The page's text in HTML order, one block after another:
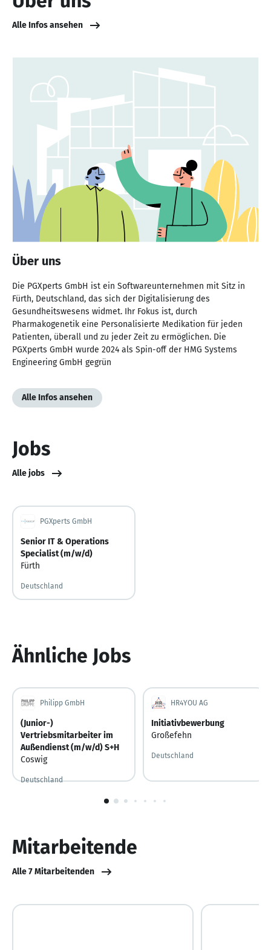
Alle Infos ansehen
Über uns
Die PGXperts GmbH ist ein Softwareunternehmen mit Sitz in
Fürth, Deutschland, das sich der Digitalisierung des
Gesundheitswesens widmet. Ihr Fokus ist, durch
Pharmakogenetik eine Personalisierte Medikation für jeden
Patienten, überall und zu jeder Zeit zu ermöglichen. Die
PGXperts GmbH wurde 2024 als Spin-off der HMG Systems
Engineering GmbH gegrün
Alle Infos ansehen
Jobs
Alle jobs
PGXperts GmbH
Senior IT & Operations
Specialist (m/w/d)
Fürth
Deutschland
Ähnliche Jobs
Philipp GmbH
(Junior-)
Vertriebsmitarbeiter im
Außendienst (m/w/d) S+H
Coswig
Deutschland
HR4YOU AG
Initiativbewerbung
Großefehn
Deutschland
Mitarbeitende
Alle 7 Mitarbeitenden